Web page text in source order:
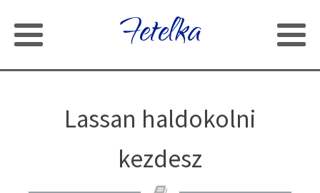
Fetelka
Lassan haldokolni
kezdesz